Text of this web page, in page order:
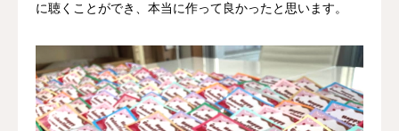
に聴くことができ、本当に作って良かったと思います。